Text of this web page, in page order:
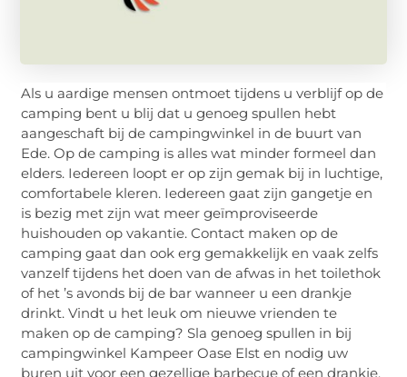
Als u aardige mensen ontmoet tijdens u verblijf op de
camping bent u blij dat u genoeg spullen hebt
aangeschaft bij de campingwinkel in de buurt van
Ede. Op de camping is alles wat minder formeel dan
elders. Iedereen loopt er op zijn gemak bij in luchtige,
comfortabele kleren. Iedereen gaat zijn gangetje en
is bezig met zijn wat meer geïmproviseerde
huishouden op vakantie. Contact maken op de
camping gaat dan ook erg gemakkelijk en vaak zelfs
vanzelf tijdens het doen van de afwas in het toilethok
of het ’s avonds bij de bar wanneer u een drankje
drinkt. Vindt u het leuk om nieuwe vrienden te
maken op de camping? Sla genoeg spullen in bij
campingwinkel Kampeer Oase Elst en nodig uw
buren uit voor een gezellige barbecue of een drankje.